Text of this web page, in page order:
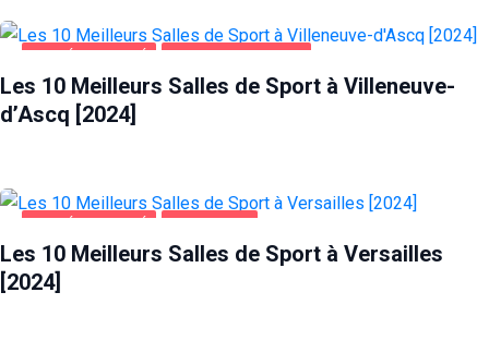
Les 10 Meilleurs Salles de Sport à Villeneuve-
d’Ascq [2024]
Les 10 Meilleurs Salles de Sport à Versailles
[2024]